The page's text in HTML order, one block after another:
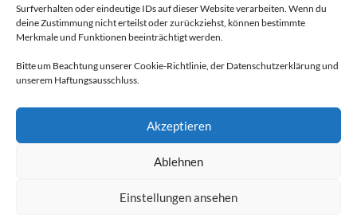
Surfverhalten oder eindeutige IDs auf dieser Website verarbeiten. Wenn du
deine Zustimmung nicht erteilst oder zurückziehst, können bestimmte
Merkmale und Funktionen beeinträchtigt werden.
Bitte um Beachtung unserer Cookie-Richtlinie, der Datenschutzerklärung und
unserem Haftungsausschluss.
Akzeptieren
Ablehnen
Einstellungen ansehen
Kontakt
Unsere Sponsoren